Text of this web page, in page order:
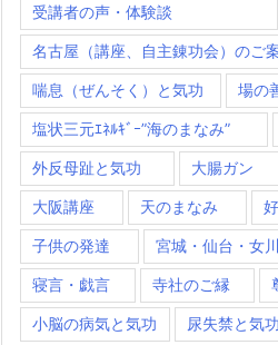
受講者の声・体験談
名古屋（講座、自主錬功会）のご
喘息（ぜんそく）と気功 場の
塩状三元ｴﾈﾙｷﾞｰ”海のまなみ”
外反母趾と気功 大腸ガン
大阪講座 天のまなみ
子供の発達 宮城・仙台・女
寝言・戯言 寺社のご縁
小脳の病気と気功 尿失禁と気功